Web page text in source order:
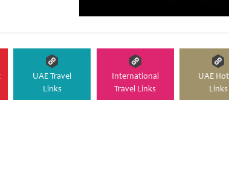
UAE Travel
Links
International
Travel Links
UAE
Links